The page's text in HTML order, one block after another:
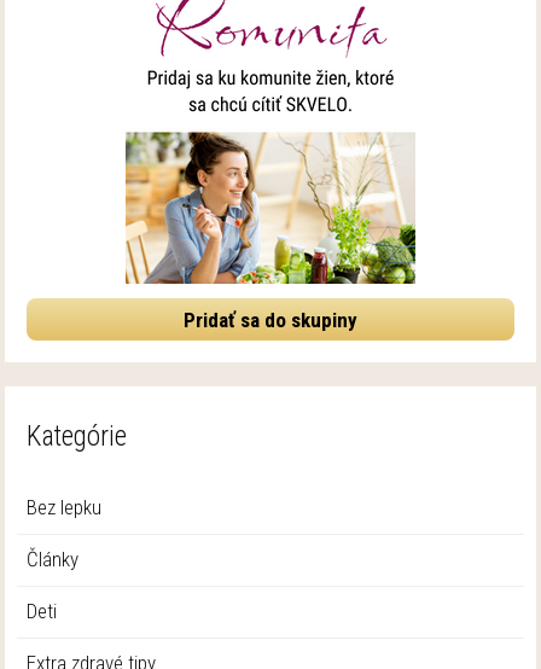
Pridať sa do skupiny
Kategórie
Bez lepku
Články
Deti
Extra zdravé tipy